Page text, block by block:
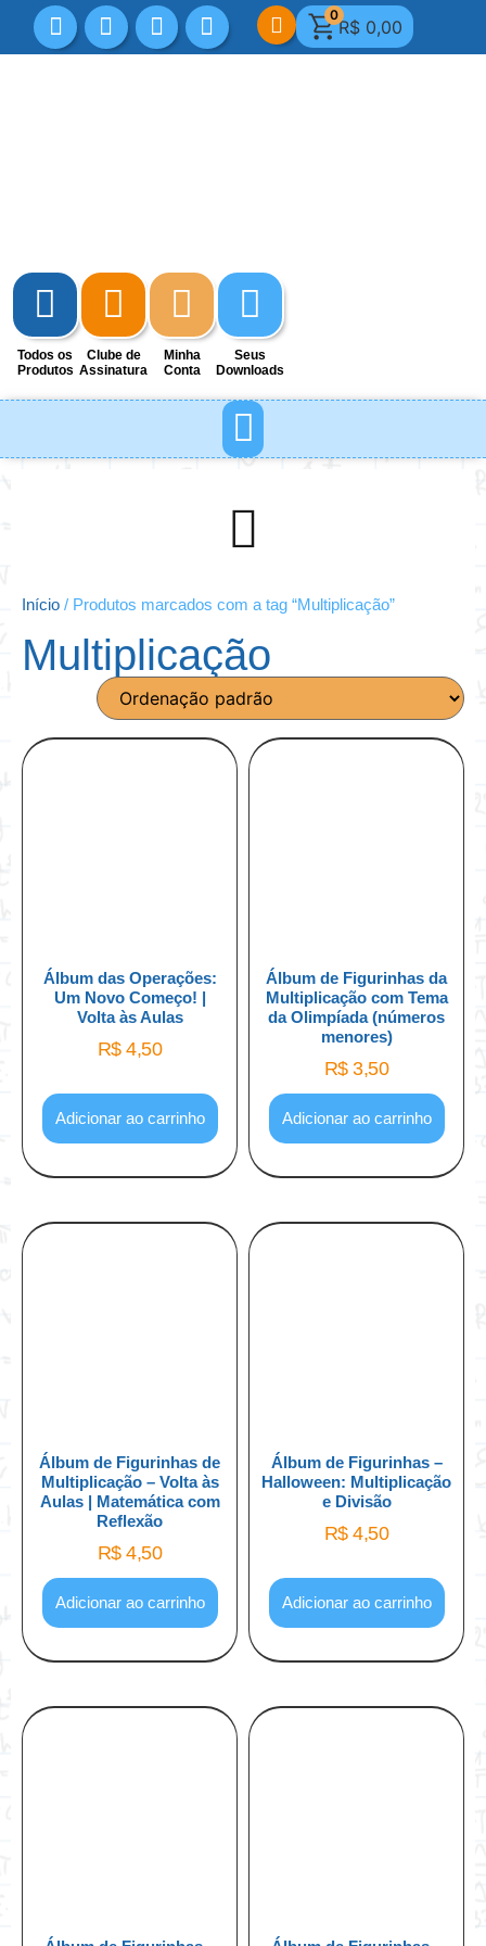
0
R$ 0,00
Todos os
Produtos
Clube de
Assinatura
Minha
Conta
Seus
Downloads
Início / Produtos marcados com a tag “Multiplicação”
Multiplicação
Álbum das Operações:
Um Novo Começo! |
Volta às Aulas
R$4,50
Adicionar ao carrinho
Álbum de Figurinhas da
Multiplicação com Tema
da Olimpíada (números
menores)
R$3,50
Adicionar ao carrinho
Álbum de Figurinhas de
Multiplicação – Volta às
Aulas | Matemática com
Reflexão
R$4,50
Adicionar ao carrinho
Álbum de Figurinhas –
Halloween: Multiplicação
e Divisão
R$4,50
Adicionar ao carrinho